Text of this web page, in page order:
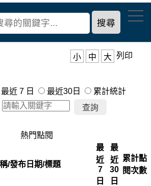
小 中 大 列印
最近 7 日 最近30日
累計統計
熱門點閱
/發布日期/標題
最
近
7
日
最
近
30
日
累計點
閱次數